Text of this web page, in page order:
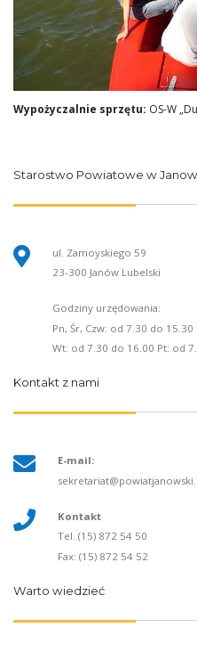
Wypożyczalnie sprzętu: OS-W
Starostwo Powiatowe w
ul. Zamoyskiego 59
23-300 Janów Lubelski
Godziny urzędowania:
Pn, Śr, Czw: od 7.30 do 15.30
Wt: od 7.30 do 16.00 Pt: od
Kontakt z nami
E-mail:
Kontakt
Tel. (15) 872 54 50
Fax: (15) 872 54 52
Warto wiedzieć